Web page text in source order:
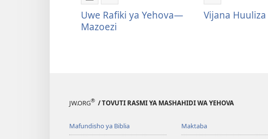
za
kupakua
Yehova​
Mazoezi
Uwe
Rafiki
Uwe Rafiki ya Yehova​—
Mazoezi
Vijana
Huuliza
Vijana Huuliza
JW.ORG® / TOVUTI RASMI YA MASHAHIDI WA YEHOVA
Mafundisho ya Biblia Maktaba